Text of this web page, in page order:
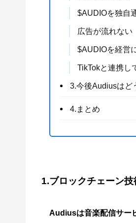
$AUDIOを独自
広告が流れない
$AUDIOを経営
TikTokと連携し
3.今後Audiusはど
4.まとめ
1.ブロックチェーン
Audiusは音楽配信サー